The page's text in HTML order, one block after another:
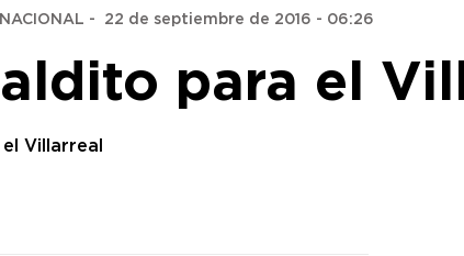
- 22 de septiembre de 2016 - 06:26
para el